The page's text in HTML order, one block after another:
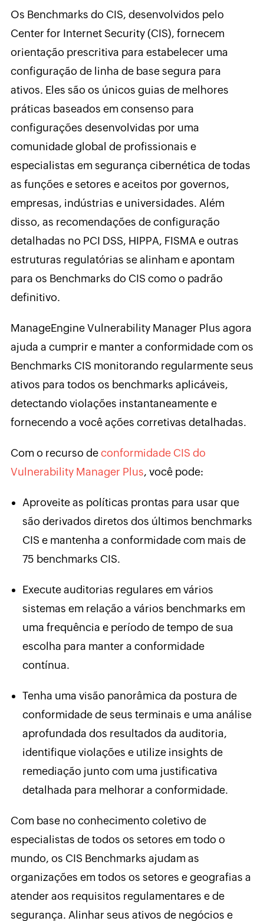
Os Benchmarks do CIS, desenvolvidos pelo
Center for Internet Security (CIS), fornecem
orientação prescritiva para estabelecer uma
configuração de linha de base segura para
ativos. Eles são os únicos guias de melhores
práticas baseados em consenso para
configurações desenvolvidas por uma
comunidade global de profissionais e
especialistas em segurança cibernética de todas
as funções e setores e aceitos por governos,
empresas, indústrias e universidades. Além
disso, as recomendações de configuração
detalhadas no PCI DSS, HIPPA, FISMA e outras
estruturas regulatórias se alinham e apontam
para os Benchmarks do CIS como o padrão
definitivo.
ManageEngine Vulnerability Manager Plus agora
ajuda a cumprir e manter a conformidade com os
Benchmarks CIS monitorando regularmente seus
ativos para todos os benchmarks aplicáveis,
detectando violações instantaneamente e
fornecendo a você ações corretivas detalhadas.
Com o recurso deconformidade CIS do
Vulnerability Manager Plus, você pode:
Aproveite as políticas prontas para usar que
são derivados diretos dos últimos benchmarks
CIS e mantenha a conformidade com mais de
75 benchmarks CIS.
Execute auditorias regulares em vários
sistemas em relação a vários benchmarks em
uma frequência e período de tempo de sua
escolha para manter a conformidade
contínua.
Tenha uma visão panorâmica da postura de
conformidade de seus terminais e uma análise
aprofundada dos resultados da auditoria,
identifique violações e utilize insights de
remediação junto com uma justificativa
detalhada para melhorar a conformidade.
Com base no conhecimento coletivo de
especialistas de todos os setores em todo o
mundo, os CIS Benchmarks ajudam as
organizações em todos os setores e geografias a
atender aos requisitos regulamentares e de
segurança. Alinhar seus ativos de negócios e